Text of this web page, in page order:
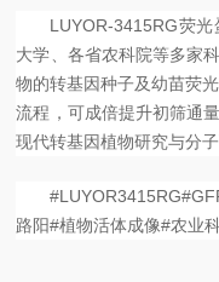
LUYOR-3415RG荧
大学、各省农科院等多家
物的转基因种子及幼苗荧
流程，可成倍提升初筛通
现代转基因植物研究与分
路阳#植物活体成像#农业